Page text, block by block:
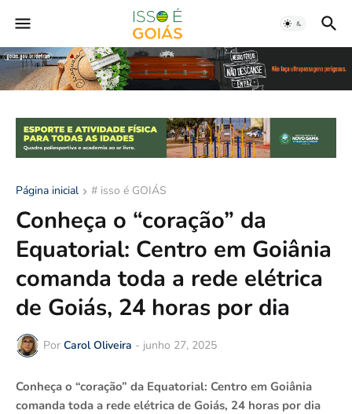
Página inicial # isso é GOIÁS
Conheça o “coração” da
Equatorial: Centro em Goiânia
comanda toda a rede elétrica
de Goiás, 24 horas por dia
Por Carol Oliveira - junho 27, 2025
Conheça o “coração” da Equatorial: Centro em Goiânia
comanda toda a rede elétrica de Goiás, 24 horas por dia